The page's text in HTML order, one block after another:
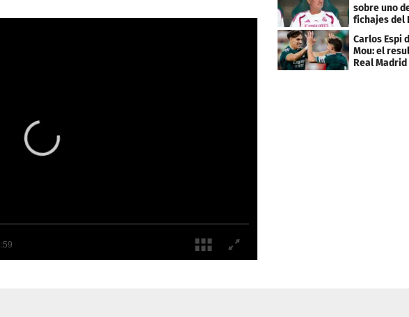
sobre uno
fichajes del
"Bastante
Carlos Espi
Mou: el
Real Madrid